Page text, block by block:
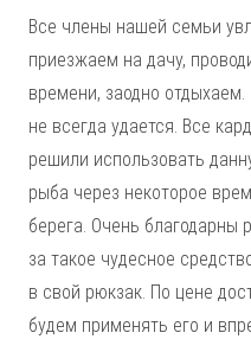
Все члены нашей семьи
приезжаем на дачу,
времени, заодно
не всегда удается. Все
решили использовать
рыба через некоторое
берега. Очень благодарны
за такое чудесное
в свой рюкзак. По цене
будем применять его и